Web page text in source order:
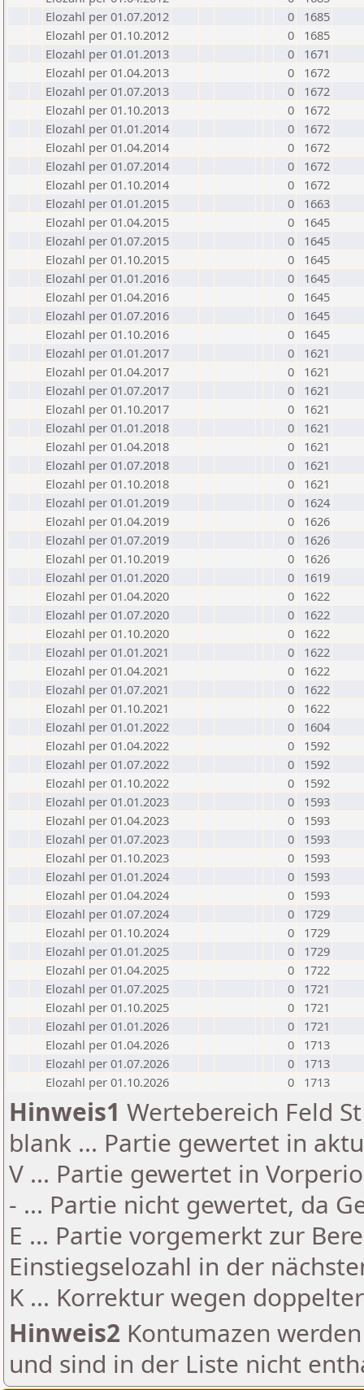
Elozahl per 01.07.2012
0
1685
Elozahl per 01.10.2012
0
1685
Elozahl per 01.01.2013
0
1671
Elozahl per 01.04.2013
0
1672
Elozahl per 01.07.2013
0
1672
Elozahl per 01.10.2013
0
1672
Elozahl per 01.01.2014
0
1672
Elozahl per 01.04.2014
0
1672
Elozahl per 01.07.2014
0
1672
Elozahl per 01.10.2014
0
1672
Elozahl per 01.01.2015
0
1663
Elozahl per 01.04.2015
0
1645
Elozahl per 01.07.2015
0
1645
Elozahl per 01.10.2015
0
1645
Elozahl per 01.01.2016
0
1645
Elozahl per 01.04.2016
0
1645
Elozahl per 01.07.2016
0
1645
Elozahl per 01.10.2016
0
1645
Elozahl per 01.01.2017
0
1621
Elozahl per 01.04.2017
0
1621
Elozahl per 01.07.2017
0
1621
Elozahl per 01.10.2017
0
1621
Elozahl per 01.01.2018
0
1621
Elozahl per 01.04.2018
0
1621
Elozahl per 01.07.2018
0
1621
Elozahl per 01.10.2018
0
1621
Elozahl per 01.01.2019
0
1624
Elozahl per 01.04.2019
0
1626
Elozahl per 01.07.2019
0
1626
Elozahl per 01.10.2019
0
1626
Elozahl per 01.01.2020
0
1619
Elozahl per 01.04.2020
0
1622
Elozahl per 01.07.2020
0
1622
Elozahl per 01.10.2020
0
1622
Elozahl per 01.01.2021
0
1622
Elozahl per 01.04.2021
0
1622
Elozahl per 01.07.2021
0
1622
Elozahl per 01.10.2021
0
1622
Elozahl per 01.01.2022
0
1604
Elozahl per 01.04.2022
0
1592
Elozahl per 01.07.2022
0
1592
Elozahl per 01.10.2022
0
1592
Elozahl per 01.01.2023
0
1593
Elozahl per 01.04.2023
0
1593
Elozahl per 01.07.2023
0
1593
Elozahl per 01.10.2023
0
1593
Elozahl per 01.01.2024
0
1593
Elozahl per 01.04.2024
0
1593
Elozahl per 01.07.2024
0
1729
Elozahl per 01.10.2024
0
1729
Elozahl per 01.01.2025
0
1729
Elozahl per 01.04.2025
0
1722
Elozahl per 01.07.2025
0
1721
Elozahl per 01.10.2025
0
1721
Elozahl per 01.01.2026
0
1721
Elozahl per 01.04.2026
0
1713
Elozahl per 01.07.2026
0
1713
Elozahl per 01.10.2026
0 1713
Hinweis1 Wertebereich Feld
blank ... Partie gewertet in
V ... Partie gewertet in
- ... Partie nicht gewertet, da
E ... Partie vorgemerkt zur
Einstiegselozahl in der
K ... Korrektur wegen
Hinweis2 Kontumazen
und sind in der Liste nicht